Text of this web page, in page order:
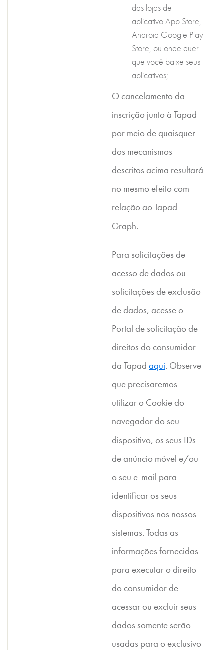
das lojas de
aplicativo App Store,
Android Google Play
Store, ou onde quer
que você baixe seus
aplicativos;
O cancelamento da
inscrição junto à Tapad
por meio de quaisquer
dos mecanismos
descritos acima resultará
no mesmo efeito com
relação ao Tapad
Graph.
Para solicitações de
acesso de dados ou
solicitações de exclusão
de dados, acesse o
Portal de solicitação de
direitos do consumidor
da Tapad aqui. Observe
que precisaremos
utilizar o Cookie do
navegador do seu
dispositivo, os seus IDs
de anúncio móvel e/ou
o seu e-mail para
identificar os seus
dispositivos nos nossos
sistemas. Todas as
informações fornecidas
para executar o direito
do consumidor de
acessar ou excluir seus
dados somente serão
usadas para o exclusivo